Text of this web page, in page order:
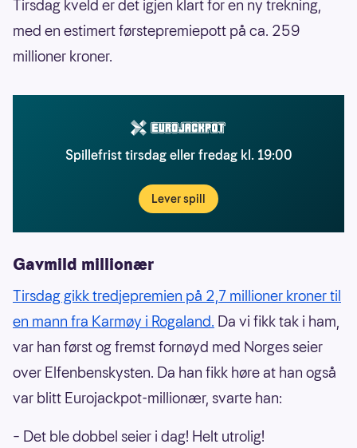
Tirsdag kveld er det igjen klart for en ny trekning,
med en estimert førstepremiepott på ca. 259
millioner kroner.
Spillefrist tirsdag eller fredag kl. 19:00
Lever spill
Gavmild millionær
Tirsdag gikk tredjepremien på 2,7 millioner kroner til
en mann fra Karmøy i Rogaland. Da vi fikk tak i ham,
var han først og fremst fornøyd med Norges seier
over Elfenbenskysten. Da han fikk høre at han også
var blitt Eurojackpot-millionær, svarte han:
– Det ble dobbel seier i dag! Helt utrolig!